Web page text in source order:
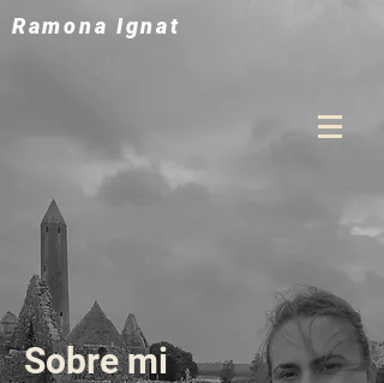
Ramona Ignat
Sobre mi